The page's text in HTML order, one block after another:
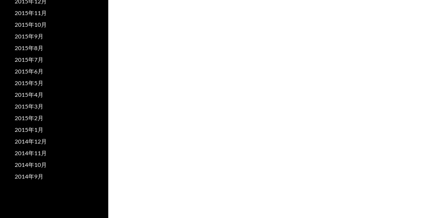
2015年11月
2015年10月
2015年9月
2015年8月
2015年7月
2015年6月
2015年5月
2015年4月
2015年3月
2015年2月
2015年1月
2014年12月
2014年11月
2014年10月
2014年9月